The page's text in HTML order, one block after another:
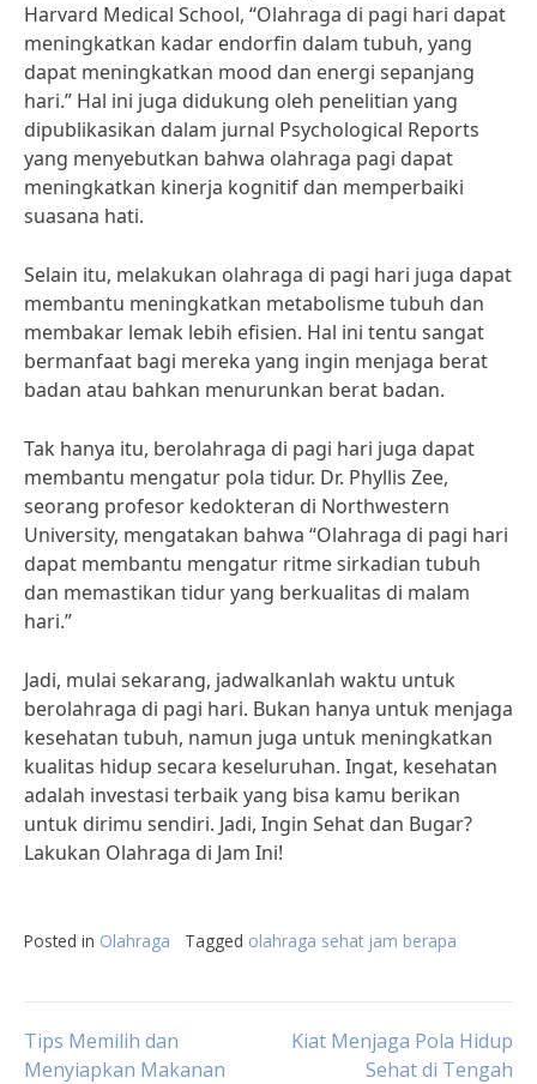
Harvard Medical School, “Olahraga di pagi hari dapat
meningkatkan kadar endorfin dalam tubuh, yang
dapat meningkatkan mood dan energi sepanjang
hari.” Hal ini juga didukung oleh penelitian yang
dipublikasikan dalam jurnal Psychological Reports
yang menyebutkan bahwa olahraga pagi dapat
meningkatkan kinerja kognitif dan memperbaiki
suasana hati.
Selain itu, melakukan olahraga di pagi hari juga dapat
membantu meningkatkan metabolisme tubuh dan
membakar lemak lebih efisien. Hal ini tentu sangat
bermanfaat bagi mereka yang ingin menjaga berat
badan atau bahkan menurunkan berat badan.
Tak hanya itu, berolahraga di pagi hari juga dapat
membantu mengatur pola tidur. Dr. Phyllis Zee,
seorang profesor kedokteran di Northwestern
University, mengatakan bahwa “Olahraga di pagi hari
dapat membantu mengatur ritme sirkadian tubuh
dan memastikan tidur yang berkualitas di malam
hari.”
Jadi, mulai sekarang, jadwalkanlah waktu untuk
berolahraga di pagi hari. Bukan hanya untuk menjaga
kesehatan tubuh, namun juga untuk meningkatkan
kualitas hidup secara keseluruhan. Ingat, kesehatan
adalah investasi terbaik yang bisa kamu berikan
untuk dirimu sendiri. Jadi, Ingin Sehat dan Bugar?
Lakukan Olahraga di Jam Ini!
Posted in Olahraga Tagged olahraga sehat jam berapa
Post
Tips Memilih dan
Menyiapkan Makanan
Kiat Menjaga Pola Hidup
Sehat di Tengah